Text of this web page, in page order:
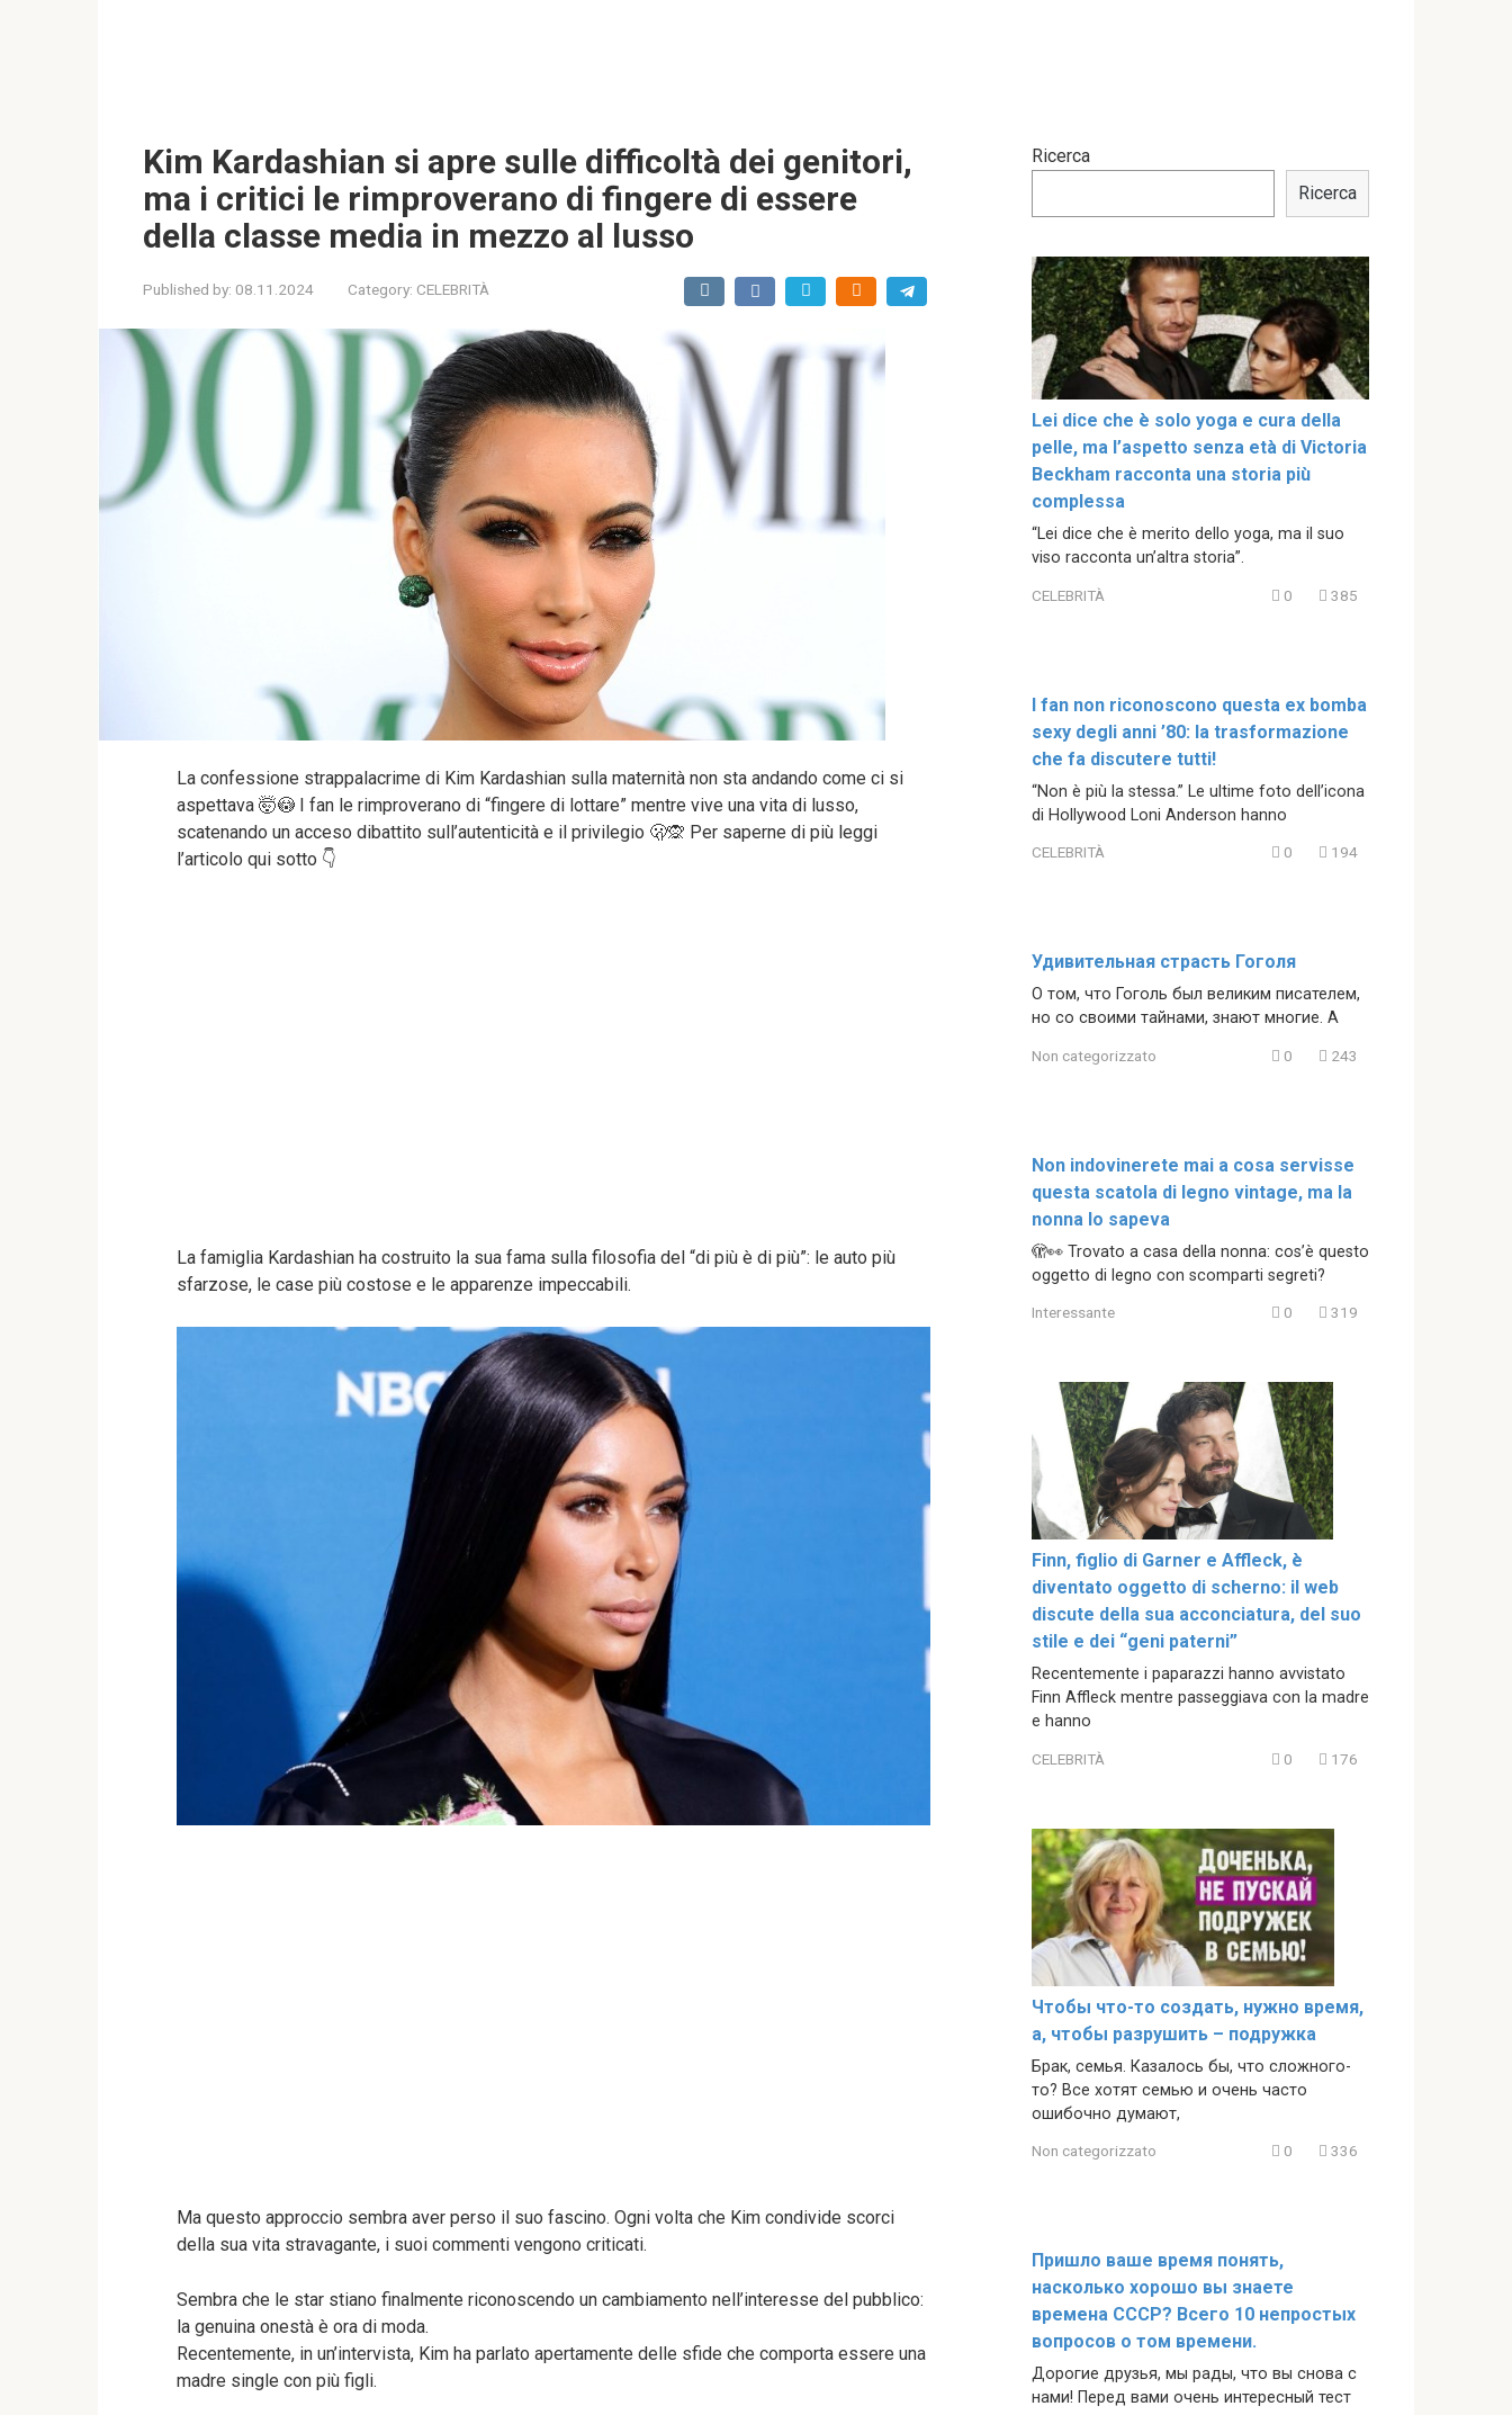
Kim Kardashian si apre sulle difficoltà dei genitori,
ma i critici le rimproverano di fingere di essere
della classe media in mezzo al lusso
Published by: 08.11.2024 Category: CELEBRITÀ
La confessione strappalacrime di Kim Kardashian sulla maternità non sta andando come ci si
aspettava 🤯😳 I fan le rimproverano di “fingere di lottare” mentre vive una vita di lusso,
scatenando un acceso dibattito sull’autenticità e il privilegio 🫢🙊 Per saperne di più leggi
l’articolo qui sotto 👇
La famiglia Kardashian ha costruito la sua fama sulla filosofia del “di più è di più”: le auto più
sfarzose, le case più costose e le apparenze impeccabili.
Ma questo approccio sembra aver perso il suo fascino. Ogni volta che Kim condivide scorci
della sua vita stravagante, i suoi commenti vengono criticati.
Sembra che le star stiano finalmente riconoscendo un cambiamento nell’interesse del pubblico:
la genuina onestà è ora di moda.
Recentemente, in un’intervista, Kim ha parlato apertamente delle sfide che comporta essere una
madre single con più figli.
Ricerca
Ricerca
Lei dice che è solo yoga e cura della
pelle, ma l’aspetto senza età di Victoria
Beckham racconta una storia più
complessa
“Lei dice che è merito dello yoga, ma il suo
viso racconta un’altra storia”.
CELEBRITÀ 0 385
I fan non riconoscono questa ex bomba
sexy degli anni ’80: la trasformazione
che fa discutere tutti!
“Non è più la stessa.” Le ultime foto dell’icona
di Hollywood Loni Anderson hanno
CELEBRITÀ 0 194
Удивительная страсть Гоголя
О том, что Гоголь был великим писателем,
но со своими тайнами, знают многие. А
Non categorizzato 0 243
Non indovinerete mai a cosa servisse
questa scatola di legno vintage, ma la
nonna lo sapeva
🫣👀 Trovato a casa della nonna: cos’è questo
oggetto di legno con scomparti segreti?
Interessante 0 319
Finn, figlio di Garner e Affleck, è
diventato oggetto di scherno: il web
discute della sua acconciatura, del suo
stile e dei “geni paterni”
Recentemente i paparazzi hanno avvistato
Finn Affleck mentre passeggiava con la madre
e hanno
CELEBRITÀ 0 176
Чтобы что-то создать, нужно время,
а, чтобы разрушить – подружка
Брак, семья. Казалось бы, что сложного-
то? Все хотят семью и очень часто
ошибочно думают,
Non categorizzato 0 336
Пришло ваше время понять,
насколько хорошо вы знаете
времена СССР? Всего 10 непростых
вопросов о том времени.
Дорогие друзья, мы рады, что вы снова с
нами! Перед вами очень интересный тест